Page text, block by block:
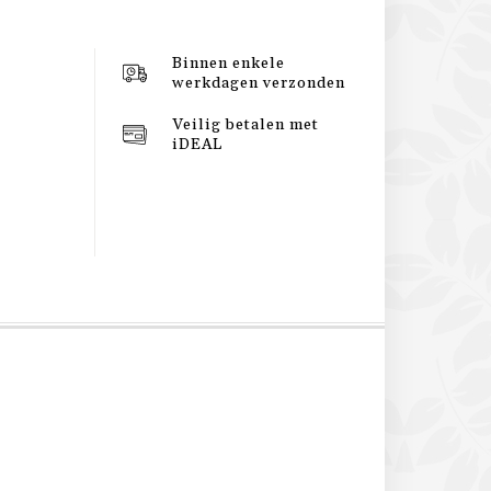
Binnen enkele
werkdagen verzonden
Veilig betalen met
iDEAL